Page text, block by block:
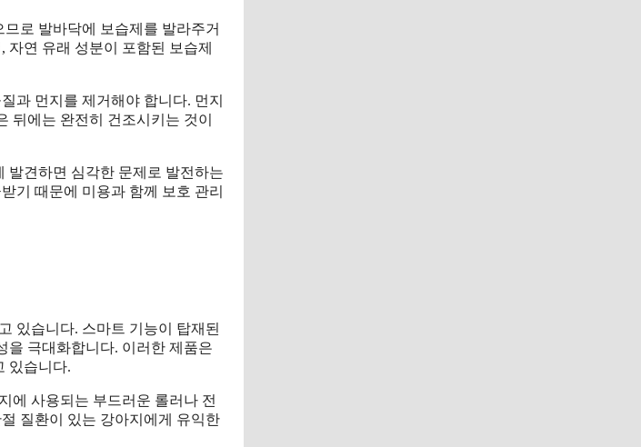
로 발바닥에 보습제를 발라주거
자연 유래 성분이 포함된 보습제
과 먼지를 제거해야 합니다. 먼지
뒤에는 완전히 건조시키는 것이
발견하면 심각한 문제로 발전하는
기 때문에 미용과 함께 보호 관리
있습니다. 스마트 기능이 탑재된
을 극대화합니다. 이러한 제품은
있습니다.
에 사용되는 부드러운 롤러나 전
질환이 있는 강아지에게 유익한